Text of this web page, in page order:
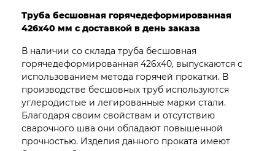
Труба бесшовная горячедеформированная
426х40 мм с доставкой в день заказа
В наличии со склада труба бесшовная
горячедеформированная 426х40, выпускаются с
использованием метода горячей прокатки. В
производстве бесшовных труб используются
углеродистые и легированные марки стали.
Благодаря своим свойствам и отсутствию
сварочного шва они обладают повышенной
прочностью. Изделия данного проката имеют